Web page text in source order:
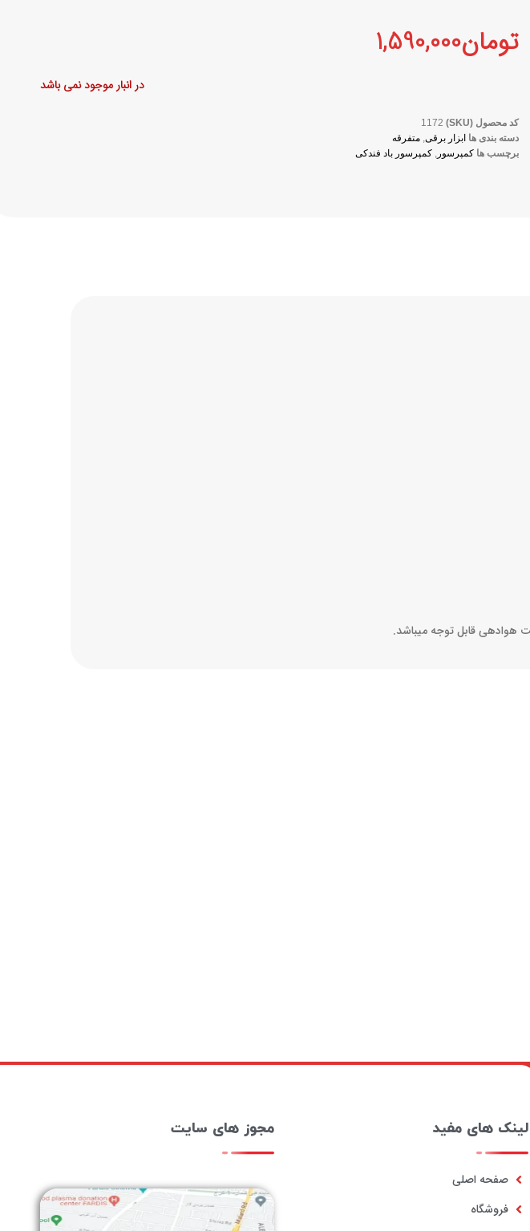
تومان1,590,000
در انبار موجود نمی باشد
کد محصول (SKU)
1172
دسته بندی ها ابزار برقی,متفرقه
برچسب ها کمپرسور,کمپرسور باد فندکی
هوادهی قابل توجه میباشد.
لینک های مفید
صفحه اصلی
فروشگاه
مجوز های سایت